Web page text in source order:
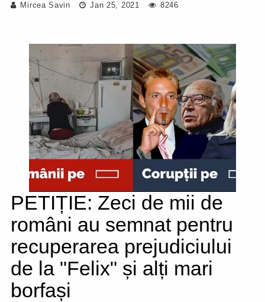
Mircea Savin Jan 25, 2021 8246
PETIȚIE: Zeci de mii de
români au semnat pentru
recuperarea prejudiciului
de la "Felix" și alți mari
borfași